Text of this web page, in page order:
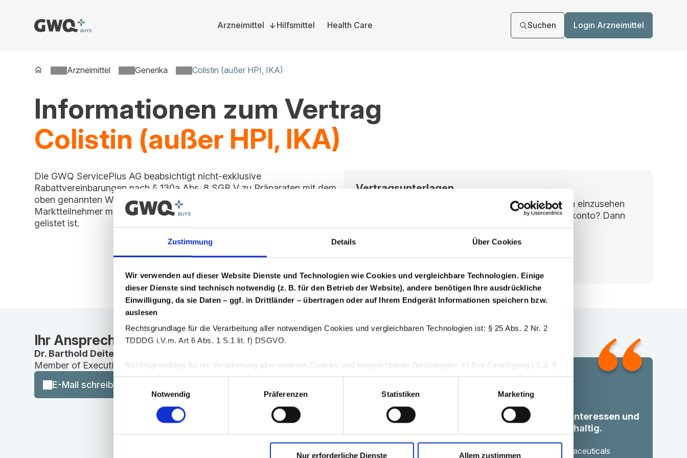
Zustimmung Details Über Cookies
Wir verwenden auf dieser Website Dienste und Technologien wie Cookies und vergleichbare Technologien. Einige
dieser Dienste sind technisch notwendig (z. B. für den Betrieb der Website), andere benötigen Ihre ausdrückliche
Einwilligung, da sie Daten – ggf. in Drittländer – übertragen oder auf Ihrem Endgerät Informationen speichern bzw.
auslesen
Rechtsgrundlage für die Verarbeitung aller notwendigen Cookies und vergleichbaren Technologien ist: § 25 Abs. 2 Nr. 2
TDDDG i.V.m. Art 6 Abs. 1 S.1 lit. f) DSGVO.
Rechtsgrundlage für die Verarbeitung aller weiteren Cookies und vergleichbaren Technologien ist Ihre Einwilligung i.S.d. §
25 Abs. 1 TDDDG i. V. m. Art. 6 Abs. 1 S. 1 lit. a) DSGVO.
Notwendig
Präferenzen Statistiken Marketing
Nur erforderliche Dienste Allem zustimmen
Spring
Arzneimittel Hilfsmittel Health Care Suchen Login Arzneimittel
Arzneimittel Generika Colistin (außer HPI, IKA)
Informationen zum Vertrag
Colistin (außer HPI, IKA)
Die GWQ ServicePlus AG beabsichtigt nicht-exklusive
Rabattvereinbarungen nach § 130a Abs. 8 SGB V zu Präparaten mit dem
oben genannten Wirkstoff zu schließen. Ein Beitritt ist für alle
Marktteilnehmer möglich, solange dieser Vertrag im Vergabeportal
gelistet ist.
Vertragsunterlagen
Bitte melden Sie sich an, um Ihre Vertragsunterlagen einzusehen
und herunterzuladen. Sie haben noch kein Benutzerkonto? Dann
können Sie sich hier direkt registrieren.
Login Arzneimittel Konto erstellen
Ihr Ansprechpartner
Dr. Barthold Deiters
Member of Executive Board, Pharmaceuticals
E-Mail schreiben
GWQ schafft Transparenz, bündelt Interessen und
stärkt die Versorgung nachhaltig.
Member of Executive Board, Pharmaceuticals